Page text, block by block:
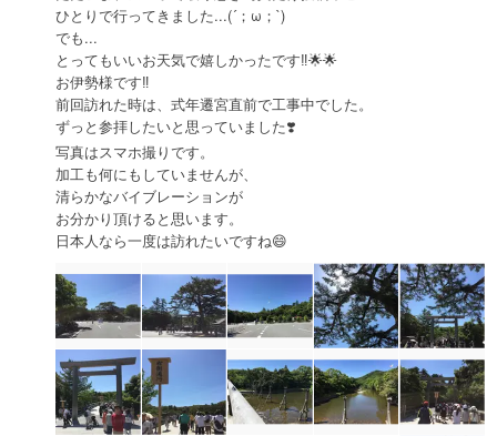
ひとりで行ってきました...(´；ω；`)
でも...
とってもいいお天気で嬉しかったです‼︎🌟🌟
お伊勢様です‼️
前回訪れた時は、式年遷宮直前で工事中でした。
ずっと参拝したいと思っていました❣️
写真はスマホ撮りです。
加工も何にもしていませんが、
清らかなバイブレーションが
お分かり頂けると思います。
日本人なら一度は訪れたいですね😄